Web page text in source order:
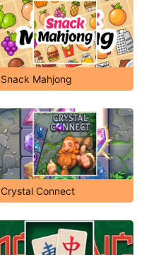
Snack Mahjong
Crystal Connect